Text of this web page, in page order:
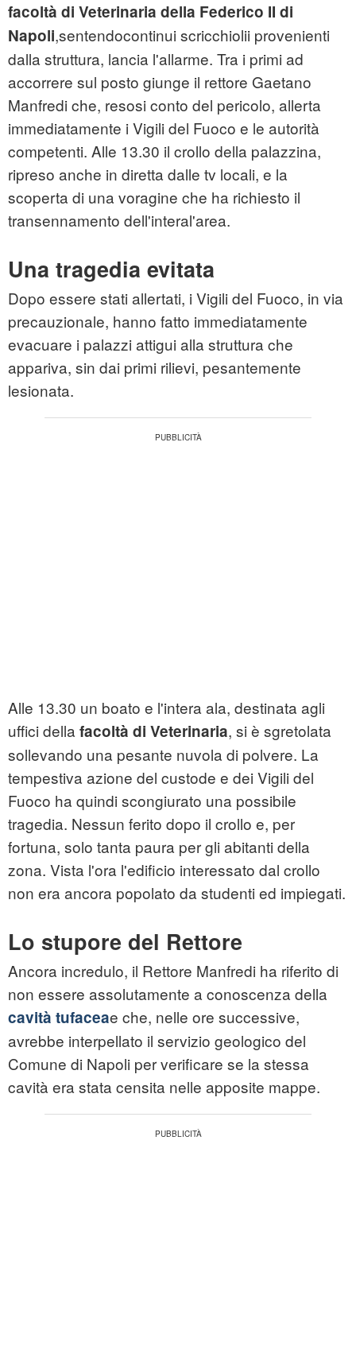
facoltà di Veterinaria della Federico II di
Napoli,sentendocontinui scricchiolii provenienti
dalla struttura, lancia l'allarme. Tra i primi ad
accorrere sul posto giunge il rettore Gaetano
Manfredi che, resosi conto del pericolo, allerta
immediatamente i Vigili del Fuoco e le autorità
competenti. Alle 13.30 il crollo della palazzina,
ripreso anche in diretta dalle tv locali, e la
scoperta di una voragine che ha richiesto il
transennamento dell'interal'area.
Una tragedia evitata
Dopo essere stati allertati, i Vigili del Fuoco, in via
precauzionale, hanno fatto immediatamente
evacuare i palazzi attigui alla struttura che
appariva, sin dai primi rilievi, pesantemente
lesionata.
Alle 13.30 un boato e l'intera ala, destinata agli
uffici della facoltà di Veterinaria, si è sgretolata
sollevando una pesante nuvola di polvere. La
tempestiva azione del custode e dei Vigili del
Fuoco ha quindi scongiurato una possibile
tragedia. Nessun ferito dopo il crollo e, per
fortuna, solo tanta paura per gli abitanti della
zona. Vista l'ora l'edificio interessato dal crollo
non era ancora popolato da studenti ed impiegati.
Lo stupore del Rettore
Ancora incredulo, il Rettore Manfredi ha riferito di
non essere assolutamente a conoscenza della
cavità tufaceae che, nelle ore successive,
avrebbe interpellato il servizio geologico del
Comune di Napoli per verificare se la stessa
cavità era stata censita nelle apposite mappe.